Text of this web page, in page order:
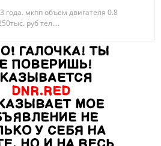
года. мкпп объем двигателя 0.8
руб тел....